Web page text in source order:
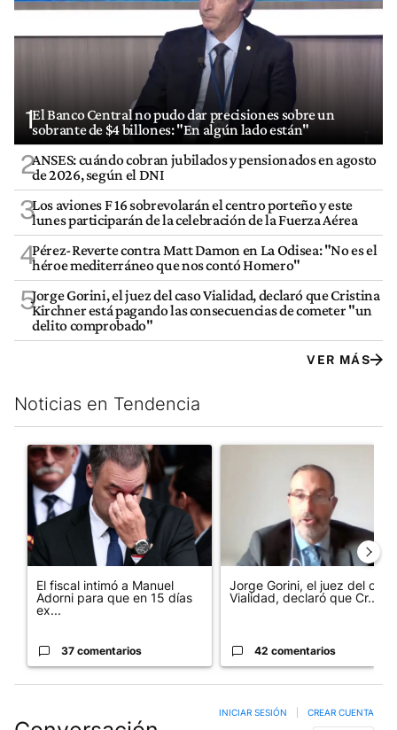
1El Banco Central no pudo dar precisiones sobre un
sobrante de $4 billones: "En algún lado están"
2ANSES: cuándo cobran jubilados y pensionados en agosto
de 2026, según el DNI
3Los aviones F 16 sobrevolarán el centro porteño y este
lunes participarán de la celebración de la Fuerza Aérea
4Pérez-Reverte contra Matt Damon en La Odisea: "No es el
héroe mediterráneo que nos contó Homero"
5Jorge Gorini, el juez del caso Vialidad, declaró que Cristina
Kirchner está pagando las consecuencias de cometer "un
delito comprobado"
VER MÁS
Noticias en Tendencia
Este listado muestra los artículos con más comentarios en los
Un artículo de tendencia con el título "El fiscal intimó a
El fiscal intimó a Manuel
Adorni para que en 15 días
ex...
37 comentarios
Un artículo de tendencia con
Jorge Gorini, el juez del caso
Vialidad, declaró que Cr...
42 comentarios
INICIAR SESIÓN CREAR CUENTA